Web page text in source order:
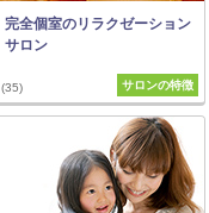
完全個室のリラクゼーション
サロン
(35) サロンの特徴